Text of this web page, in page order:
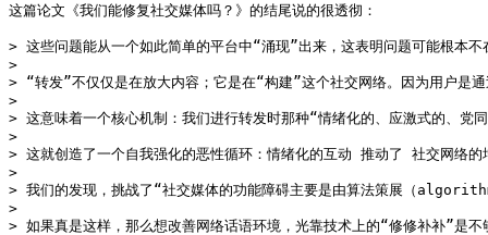
这篇论文《我们能修复社交媒体吗？》的结尾说的很透彻：
> 这些问题能从一个如此简单的平台中“涌现”出来，这表明问题可能根本
>
> “转发”不仅仅是在放大内容；它是在“构建”这个社交网络。因为用户是
>
> 这意味着一个核心机制：我们进行转发时那种“情绪化的、应激式的、党
>
> 这就创造了一个自我强化的恶性循环：情绪化的互动 推动了 社交网络
>
> 我们的发现，挑战了“社交媒体的功能障碍主要是由算法策展（
>
> 如果真是这样，那么想改善网络话语环境，光靠技术上的“修修补补”是